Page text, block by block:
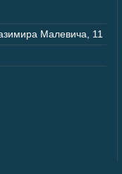
Малевича, 11